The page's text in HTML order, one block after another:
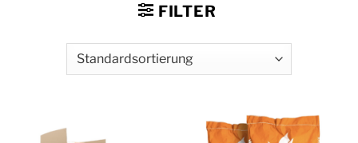
FILTER